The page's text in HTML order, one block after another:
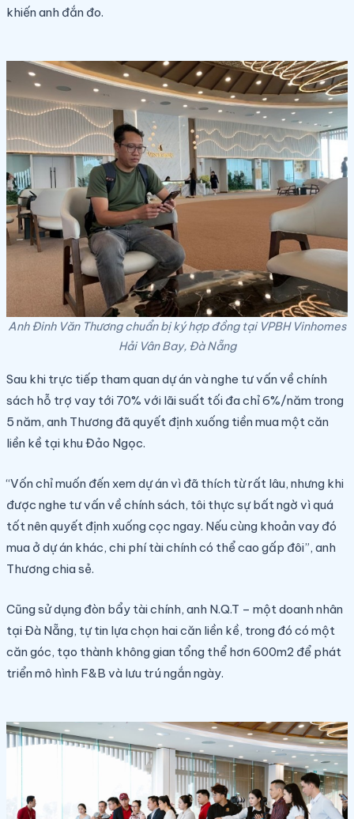
khiến anh đắn đo.
Anh Đinh Văn Thương chuẩn bị ký hợp đồng tại VPBH Vinhomes
Hải Vân Bay, Đà Nẵng
Sau khi trực tiếp tham quan dự án và nghe tư vấn về chính
sách hỗ trợ vay tới 70% với lãi suất tối đa chỉ 6%/năm trong
5 năm, anh Thương đã quyết định xuống tiền mua một căn
liền kề tại khu Đảo Ngọc.
“Vốn chỉ muốn đến xem dự án vì đã thích từ rất lâu, nhưng khi
được nghe tư vấn về chính sách, tôi thực sự bất ngờ vì quá
tốt nên quyết định xuống cọc ngay. Nếu cùng khoản vay đó
mua ở dự án khác, chi phí tài chính có thể cao gấp đôi”, anh
Thương chia sẻ.
Cũng sử dụng đòn bẩy tài chính, anh N.Q.T – một doanh nhân
tại Đà Nẵng, tự tin lựa chọn hai căn liền kề, trong đó có một
căn góc, tạo thành không gian tổng thể hơn 600m2 để phát
triển mô hình F&B và lưu trú ngắn ngày.